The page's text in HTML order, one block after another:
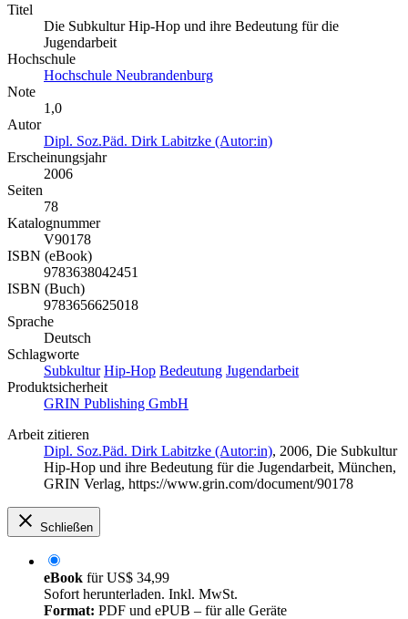
Titel
Die Subkultur Hip-Hop und ihre Bedeutung für die
Jugendarbeit
Hochschule
Hochschule Neubrandenburg
Note
1,0
Autor
Dipl. Soz.Päd. Dirk Labitzke (Autor:in)
Erscheinungsjahr
2006
Seiten
78
Katalognummer
V90178
ISBN (eBook)
9783638042451
ISBN (Buch)
9783656625018
Sprache
Deutsch
Schlagworte
Subkultur Hip-Hop Bedeutung Jugendarbeit
Produktsicherheit
GRIN Publishing GmbH
Arbeit zitieren
Dipl. Soz.Päd. Dirk Labitzke (Autor:in), 2006, Die Subkultur
Hip-Hop und ihre Bedeutung für die Jugendarbeit, München,
GRIN Verlag, https://www.grin.com/document/90178
Schließen
eBook fürUS$ 34,99
Sofort herunterladen. Inkl. MwSt.
Format: PDF und ePUB – für alle Geräte